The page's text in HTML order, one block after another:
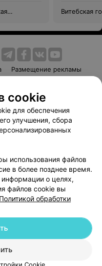
Витебская
Размещение рекламы
Способы оплаты
103.by
данных
| 220012, Республика Беларусь,
+375 291212755
cookie
для обеспечения
улучшения, сбора
использования файлов
в более позднее время.
информации о целях,
файлов cookie вы
Политикой обработки